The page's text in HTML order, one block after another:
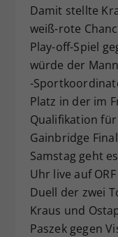
Damit stellte
weiß-rote
Play-off-Spiel
würde der
-
Platz in der im
Qualifikation für
Gainbridge
Samstag geht
Uhr live auf
Duell der zwei
Kraus und
Paszek gegen